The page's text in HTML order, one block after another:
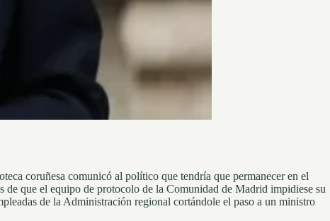
coruñesa comunicó al político que tendría que permanecer en el
que el equipo de protocolo de la Comunidad de Madrid impidiese su
de la Administración regional cortándole el paso a un ministro